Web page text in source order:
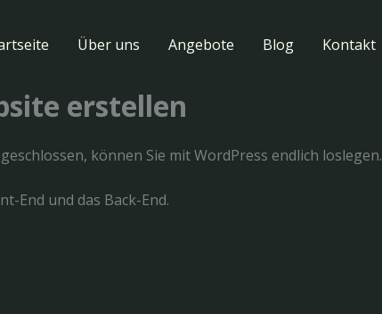
Über uns Angebote Blog Kontakt
erstellen
können Sie mit WordPress endlich loslegen.
End und das Back-End.